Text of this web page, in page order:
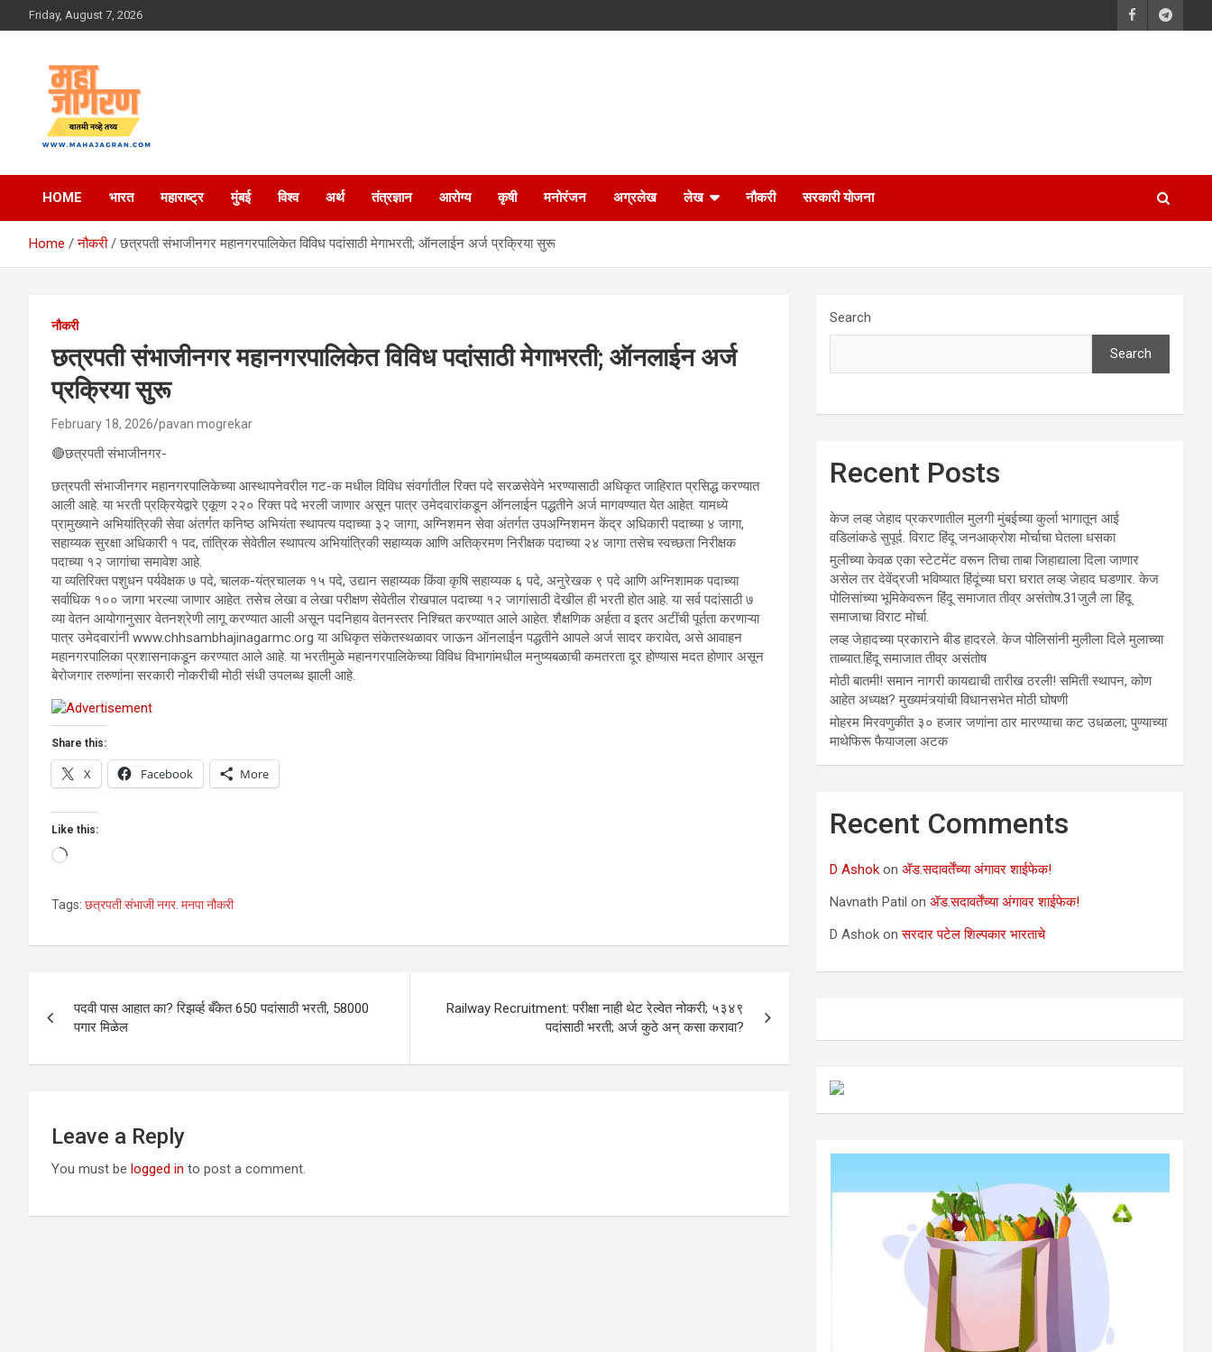
to
Friday, August 7, 2026
महा जागरण
HOME भारत महाराष्ट्र मुंबई विश्व अर्थ तंत्रज्ञान आरोग्य कृषी मनोरंजन अग्रलेख लेख नौकरी सरकारी योजना
Home नौकरी छत्रपती संभाजीनगर महानगरपालिकेत विविध पदांसाठी मेगाभरती; ऑनलाईन अर्ज प्रक्रिया सुरू
नौकरी
छत्रपती संभाजीनगर महानगरपालिकेत विविध पदांसाठी मेगाभरती; ऑनलाईन अर्ज
प्रक्रिया सुरू
February 18, 2026 pavan mogrekar
🔴छत्रपती संभाजीनगर-
छत्रपती संभाजीनगर महानगरपालिकेच्या आस्थापनेवरील गट-क मधील विविध संवर्गातील रिक्त पदे सरळसेवेने भरण्यासाठी अधिकृत जाहिरात प्रसिद्ध करण्यात
आली आहे. या भरती प्रक्रियेद्वारे एकूण २२० रिक्त पदे भरली जाणार असून पात्र उमेदवारांकडून ऑनलाईन पद्धतीने अर्ज मागवण्यात येत आहेत. यामध्ये
प्रामुख्याने अभियांत्रिकी सेवा अंतर्गत कनिष्ठ अभियंता स्थापत्य पदाच्या ३२ जागा, अग्निशमन सेवा अंतर्गत उपअग्निशमन केंद्र अधिकारी पदाच्या ४ जागा,
सहाय्यक सुरक्षा अधिकारी १ पद, तांत्रिक सेवेतील स्थापत्य अभियांत्रिकी सहाय्यक आणि अतिक्रमण निरीक्षक पदाच्या २४ जागा तसेच स्वच्छता निरीक्षक
पदाच्या १२ जागांचा समावेश आहे.
या व्यतिरिक्त पशुधन पर्यवेक्षक ७ पदे, चालक-यंत्रचालक १५ पदे, उद्यान सहाय्यक किंवा कृषि सहाय्यक ६ पदे, अनुरेखक ९ पदे आणि अग्निशामक पदाच्या
सर्वाधिक १०० जागा भरल्या जाणार आहेत. तसेच लेखा व लेखा परीक्षण सेवेतील रोखपाल पदाच्या १२ जागांसाठी देखील ही भरती होत आहे. या सर्व पदांसाठी ७
व्या वेतन आयोगानुसार वेतनश्रेणी लागू करण्यात आली असून पदनिहाय वेतनस्तर निश्चित करण्यात आले आहेत. शैक्षणिक अर्हता व इतर अटींची पूर्तता करणाऱ्या
पात्र उमेदवारांनी www.chhsambhajinagarmc.org या अधिकृत संकेतस्थळावर जाऊन ऑनलाईन पद्धतीने आपले अर्ज सादर करावेत, असे आवाहन
महानगरपालिका प्रशासनाकडून करण्यात आले आहे. या भरतीमुळे महानगरपालिकेच्या विविध विभागांमधील मनुष्यबळाची कमतरता दूर होण्यास मदत होणार असून
बेरोजगार तरुणांना सरकारी नोकरीची मोठी संधी उपलब्ध झाली आहे.
Share this:
X Facebook More
Like this:
Loading…
Tags: छत्रपती संभाजी नगर. मनपा नौकरी
navigation
पदवी पास आहात का? रिझर्व्ह बँकेत 650 पदांसाठी भरती, 58000
पगार मिळेल
Railway Recruitment: परीक्षा नाही थेट रेल्वेत नोकरी; ५३४९
पदांसाठी भरती; अर्ज कुठे अन् कसा करावा?
Leave a Reply
You must be logged in to post a comment.
Search
Search
Recent Posts
केज लव्ह जेहाद प्रकरणातील मुलगी मुंबईच्या कुर्ला भागातून आई
वडिलांकडे सुपूर्द. विराट हिंदू जनआक्रोश मोर्चाचा घेतला धसका
मुलीच्या केवळ एका स्टेटमेंट वरून तिचा ताबा जिहाद्याला दिला जाणार
असेल तर देवेंद्रजी भविष्यात हिंदूंच्या घरा घरात लव्ह जेहाद घडणार. केज
पोलिसांच्या भूमिकेवरून हिंदू समाजात तीव्र असंतोष.31जुलै ला हिंदू
समाजाचा विराट मोर्चा.
लव्ह जेहादच्या प्रकाराने बीड हादरले. केज पोलिसांनी मुलीला दिले मुलाच्या
ताब्यात.हिंदू समाजात तीव्र असंतोष
मोठी बातमी! समान नागरी कायद्याची तारीख ठरली! समिती स्थापन, कोण
आहेत अध्यक्ष? मुख्यमंत्र्यांची विधानसभेत मोठी घोषणी
मोहरम मिरवणुकीत ३० हजार जणांना ठार मारण्‍याचा कट उधळला; पुण्‍याच्‍या
माथेफिरू फैयाजला अटक
Recent Comments
D Ashok onॲड.सदावर्तेंच्या अंगावर शाईफेक!
Navnath Patil onॲड.सदावर्तेंच्या अंगावर शाईफेक!
D Ashok onसरदार पटेल शिल्पकार भारताचे